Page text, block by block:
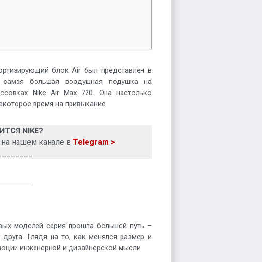
блок Air был представлен в
большая воздушная подушка на
Nike Air Max 720. Она настолько
время на привыкание.
NIKE?
нашем канале в Telegram >
моделей серия прошла большой путь –
Глядя на то, как менялся размер и
инженерной и дизайнерской мысли.